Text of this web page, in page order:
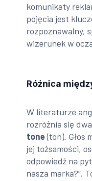
komunikaty
pojęcia jest
rozpoznawalny,
wizerunek w
Różnica
W literaturze
rozróżnia się
tone(ton). Głos
jej tożsamości,
odpowiedź na
nasza marka?”.